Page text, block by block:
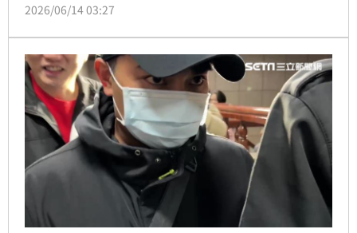
跳，導致女子直接墜橋慘死。
2026/06/14 03:27